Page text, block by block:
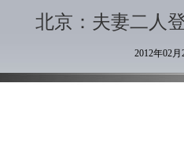
北京：夫妻二人
2012年02